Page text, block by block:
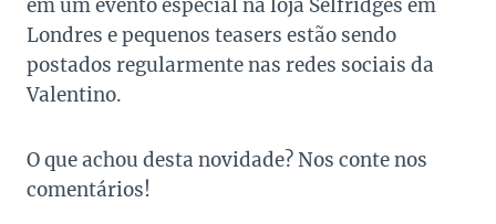
em um evento especial na loja Selfridges em
Londres e pequenos teasers estão sendo
postados regularmente nas redes sociais da
Valentino.
O que achou desta novidade? Nos conte nos
comentários!